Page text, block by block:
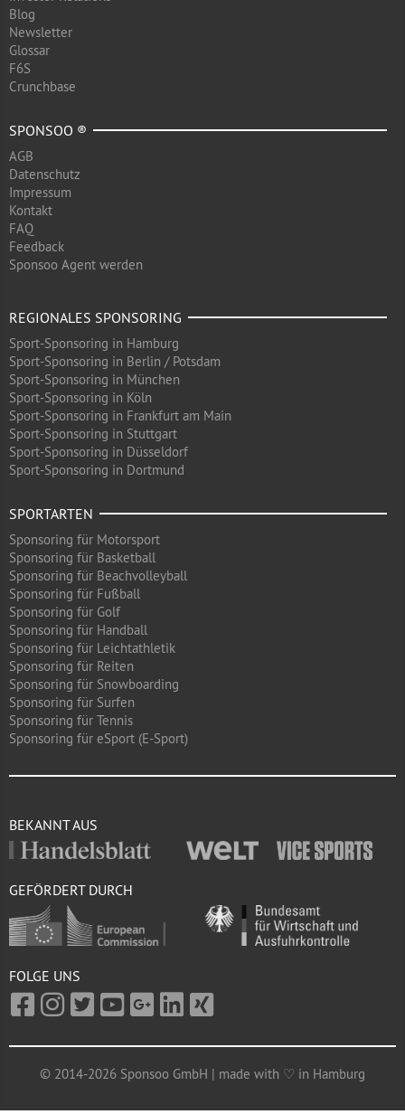
Blog
Newsletter
Glossar
F6S
Crunchbase
SPONSOO ®
AGB
Datenschutz
Impressum
Kontakt
FAQ
Feedback
Sponsoo Agent werden
REGIONALES SPONSORING
Sport-Sponsoring in Hamburg
Sport-Sponsoring in Berlin / Potsdam
Sport-Sponsoring in München
Sport-Sponsoring in Köln
Sport-Sponsoring in Frankfurt am Main
Sport-Sponsoring in Stuttgart
Sport-Sponsoring in Düsseldorf
Sport-Sponsoring in Dortmund
SPORTARTEN
Sponsoring für Motorsport
Sponsoring für Basketball
Sponsoring für Beachvolleyball
Sponsoring für Fußball
Sponsoring für Golf
Sponsoring für Handball
Sponsoring für Leichtathletik
Sponsoring für Reiten
Sponsoring für Snowboarding
Sponsoring für Surfen
Sponsoring für Tennis
Sponsoring für eSport (E-Sport)
BEKANNT AUS
GEFÖRDERT DURCH
FOLGE UNS
© 2014-2026 Sponsoo GmbH | made with ♡ in Hamburg